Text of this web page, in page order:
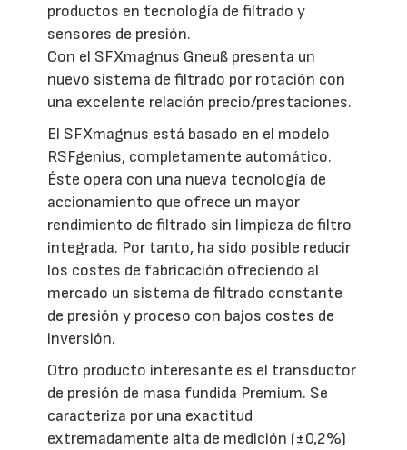
productos en tecnología de filtrado y
sensores de presión.
Con el SFXmagnus Gneuß presenta un
nuevo sistema de filtrado por rotación con
una excelente relación precio/prestaciones.
El SFXmagnus está basado en el modelo
RSFgenius, completamente automático.
Éste opera con una nueva tecnología de
accionamiento que ofrece un mayor
rendimiento de filtrado sin limpieza de filtro
integrada. Por tanto, ha sido posible reducir
los costes de fabricación ofreciendo al
mercado un sistema de filtrado constante
de presión y proceso con bajos costes de
inversión.
Otro producto interesante es el transductor
de presión de masa fundida Premium. Se
caracteriza por una exactitud
extremadamente alta de medición (±0,2%)